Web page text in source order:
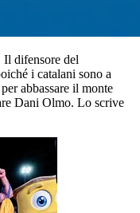
difensore del
i catalani sono a
abbassare il monte
Dani Olmo. Lo scrive